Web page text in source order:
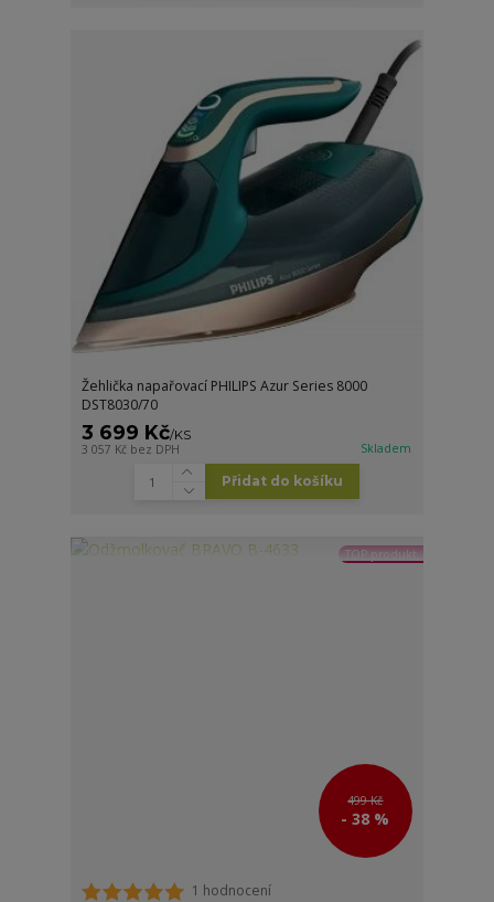
Žehlička napařovací PHILIPS Azur Series 8000
DST8030/70
3 699 Kč/KS
3 057 Kč bez DPH Skladem
Přidat do košíku
TOP produkt
499 Kč
- 38 %
1 hodnocení